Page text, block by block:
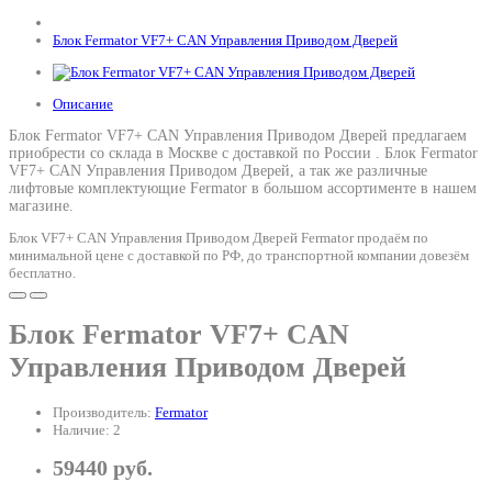
Блок Fermator VF7+ CAN Управления Приводом Дверей
Описание
Блок Fermator VF7+ CAN Управления Приводом Дверей предлагаем
приобрести со склада в Москве с доставкой по России . Блок Fermator
VF7+ CAN Управления Приводом Дверей, а так же различные
лифтовые комплектующие Fermator в большом ассортименте в нашем
магазине.
Блок VF7+ CAN Управления Приводом Дверей Fermator продаём по
минимальной цене с доставкой по РФ, до транспортной компании довезём
бесплатно.
Блок Fermator VF7+ CAN
Управления Приводом Дверей
Производитель: Fermator
Наличие: 2
59440 руб.